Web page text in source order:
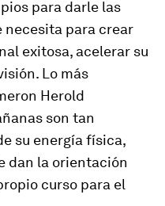
para darle las
necesita para crear
exitosa, acelerar su
Lo más
Herold
son tan
su energía física,
dan la orientación
curso para el